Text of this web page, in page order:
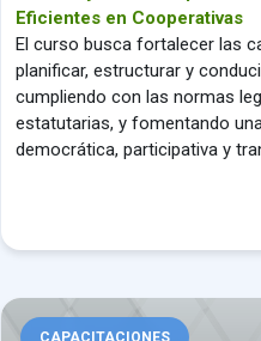
Eficientes en Cooperativas
El curso busca fortalecer las
planificar, estructurar y
cumpliendo con las normas
estatutarias, y fomentando
democrática, participativa y
Gestión de Riesgos en